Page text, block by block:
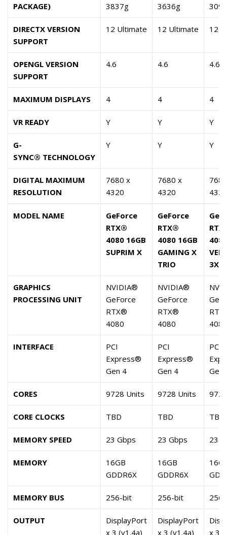
PACKAGE)
3837g
3636g
DIRECTX VERSION
SUPPORT
12 Ultimate 12 Ultimate 12
OPENGL VERSION
SUPPORT
4.6 4.6 4.6
MAXIMUM DISPLAYS 4 4 4
VR READY Y Y Y
G-
SYNC® TECHNOLOGY
Y Y Y
DIGITAL MAXIMUM
RESOLUTION
7680 x
4320
7680 x
4320
4320
MODEL NAME
GeForce
RTX®
4080 16GB
SUPRIM X
GeForce
RTX®
4080 16GB
GAMING X
TRIO
3X
GRAPHICS
PROCESSING UNIT
NVIDIA®
GeForce
RTX®
4080
NVIDIA®
GeForce
RTX®
4080
4080
INTERFACE
PCI
Express®
Gen 4
PCI
Express®
Gen 4
PCI
Gen
CORES 9728 Units 9728 Units
CORE CLOCKS TBD TBD TBD
MEMORY SPEED 23 Gbps 23 Gbps 23
MEMORY
16GB
GDDR6X
16GB
GDDR6X
MEMORY BUS 256-bit 256-bit
OUTPUT
DisplayPort
x 3 (v1.4a)
DisplayPort
x 3 (v1.4a)
x 3